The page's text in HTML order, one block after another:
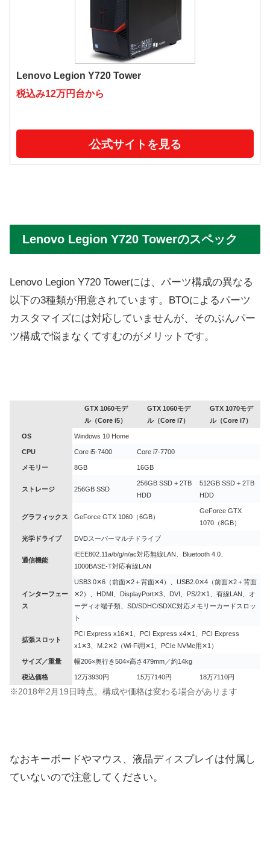
Lenovo Legion Y720 Tower
税込み12万円台から
公式サイトを見る
Lenovo Legion Y720 Towerのスペック
Lenovo Legion Y720 Towerには、パーツ構成の異なる
以下の3種類が用意されています。BTOによるパーツ
カスタマイズには対応していませんが、そのぶんパー
ツ構成で悩まなくてすむのがメリットです。
GTX 1060モデ
ル（Core i5）
GTX 1060モデ
ル（Core i7）
GTX 1070モデ
ル（Core i7）
OS Windows 10 Home
CPU Core i5-7400 Core i7-7700
メモリー 8GB 16GB
ストレージ 256GB SSD
256GB SSD + 2TB
HDD
512GB SSD + 2TB
HDD
グラフィックス GeForce GTX 1060（6GB）
GeForce GTX
1070（8GB）
光学ドライブ DVDスーパーマルチドライブ
通信機能
IEEE802.11a/b/g/n/ac対応無線LAN、Bluetooth 4.0、
1000BASE-T対応有線LAN
インターフェー
ス
USB3.0✕6（前面✕2＋背面✕4）、USB2.0✕4（前面✕2＋背面
✕2）、HDMI、DisplayPort✕3、DVI、PS/2✕1、有線LAN、オ
ーディオ端子類、SD/SDHC/SDXC対応メモリーカードスロッ
ト
拡張スロット
PCI Express x16✕1、PCI Express x4✕1、PCI Express
x1✕3、M.2✕2（Wi-Fi用✕1、PCIe NVMe用✕1）
サイズ／重量 幅206×奥行き504×高さ479mm／約14kg
税込価格 12万3930円 15万7140円 18万7110円
※2018年2月19日時点。構成や価格は変わる場合があります
なおキーボードやマウス、液晶ディスプレイは付属し
ていないので注意してください。